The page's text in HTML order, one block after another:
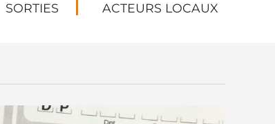
SORTIES ACTEURS LOCAUX